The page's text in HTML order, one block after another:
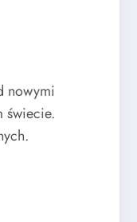
nowymi
świecie.